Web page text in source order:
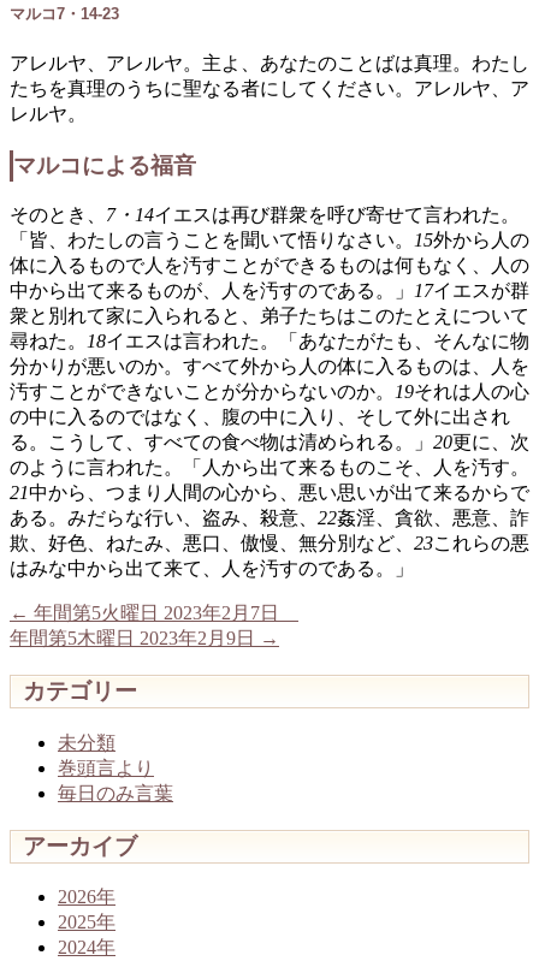
マルコ7・14-23
アレルヤ、アレルヤ。主よ、あなたのことばは真理。わたし
たちを真理のうちに聖なる者にしてください。アレルヤ、ア
レルヤ。
マルコによる福音
そのとき、 7・14イエスは再び群衆を呼び寄せて言われた。
「皆、わたしの言うことを聞いて悟りなさい。 15外から人の
体に入るもので人を汚すことができるものは何もなく、人の
中から出て来るものが、人を汚すのである。」 17イエスが群
衆と別れて家に入られると、弟子たちはこのたとえについて
尋ねた。 18イエスは言われた。「あなたがたも、そんなに物
分かりが悪いのか。すべて外から人の体に入るものは、人を
汚すことができないことが分からないのか。 19それは人の心
の中に入るのではなく、腹の中に入り、そして外に出され
る。こうして、すべての食べ物は清められる。」 20更に、次
のように言われた。「人から出て来るものこそ、人を汚す。
21中から、つまり人間の心から、悪い思いが出て来るからで
ある。みだらな行い、盗み、殺意、 22姦淫、貪欲、悪意、詐
欺、好色、ねたみ、悪口、傲慢、無分別など、 23これらの悪
はみな中から出て来て、人を汚すのである。」
← 年間第5火曜日 2023年2月7日
年間第5木曜日 2023年2月9日
→
カテゴリー
未分類
巻頭言より
毎日のみ言葉
アーカイブ
2026年
2025年
2024年